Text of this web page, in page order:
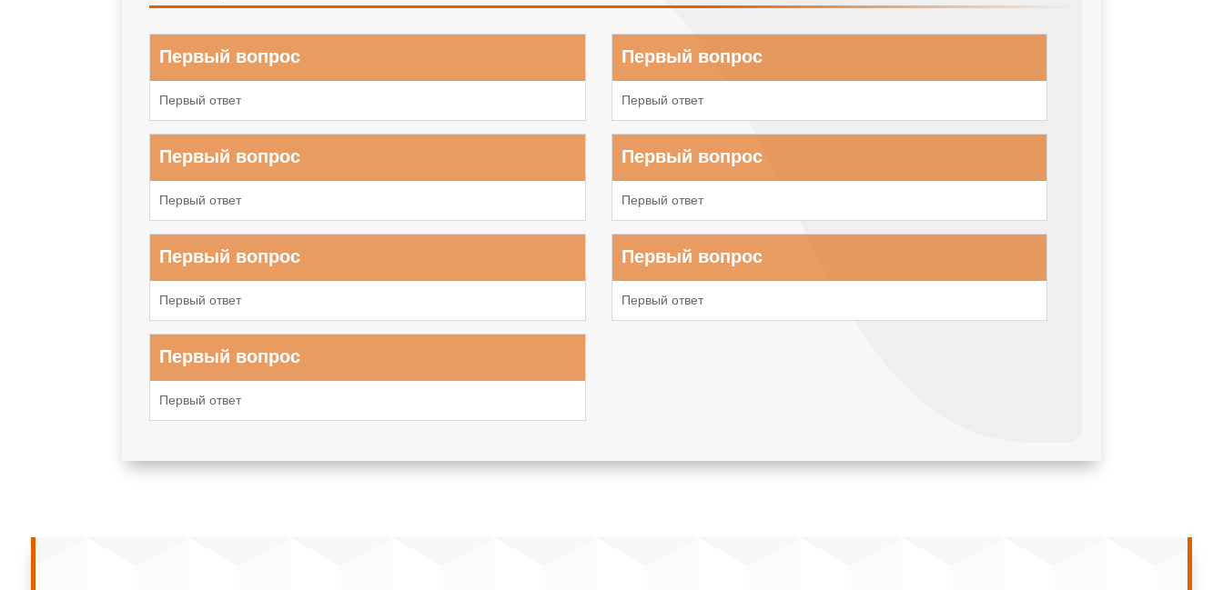
Первый вопрос
Первый ответ
Первый вопрос
Первый ответ
Первый вопрос
Первый ответ
Первый вопрос
Первый ответ
Первый вопрос
Первый ответ
Первый вопрос
Первый ответ
Первый вопрос
Первый ответ